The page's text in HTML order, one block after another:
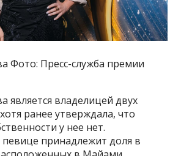
Фото: Пресс-служба премии
является владелицей двух
ранее утверждала, что
у нее нет.
певице принадлежит доля в